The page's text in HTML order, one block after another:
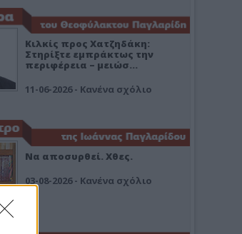
Κιλκίς προς Χατζηδάκη:
Στηρίξτε εμπράκτως την
περιφέρεια – μειώσ…
11-06-2026 - Κανένα σχόλιο
Να αποσυρθεί. Χθες.
03-08-2026 - Κανένα σχόλιο